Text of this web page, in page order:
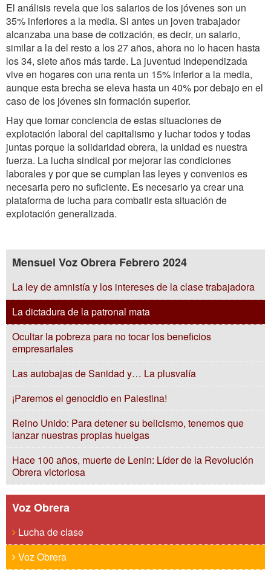
El análisis revela que los salarios de los jóvenes son un
35% inferiores a la media. Si antes un joven trabajador
alcanzaba una base de cotización, es decir, un salario,
similar a la del resto a los 27 años, ahora no lo hacen hasta
los 34, siete años más tarde. La juventud independizada
vive en hogares con una renta un 15% inferior a la media,
aunque esta brecha se eleva hasta un 40% por debajo en el
caso de los jóvenes sin formación superior.
Hay que tomar conciencia de estas situaciones de
explotación laboral del capitalismo y luchar todos y todas
juntas porque la solidaridad obrera, la unidad es nuestra
fuerza. La lucha sindical por mejorar las condiciones
laborales y por que se cumplan las leyes y convenios es
necesaria pero no suficiente. Es necesario ya crear una
plataforma de lucha para combatir esta situación de
explotación generalizada.
Mensuel Voz Obrera Febrero 2024
La ley de amnistía y los intereses de la clase trabajadora
La dictadura de la patronal mata
Ocultar la pobreza para no tocar los beneficios
empresariales
Las autobajas de Sanidad y… La plusvalía
¡Paremos el genocidio en Palestina!
Reino Unido: Para detener su belicismo, tenemos que
lanzar nuestras propias huelgas
Hace 100 años, muerte de Lenin: Líder de la Revolución
Obrera victoriosa
Voz Obrera
Lucha de clase
Voz Obrera